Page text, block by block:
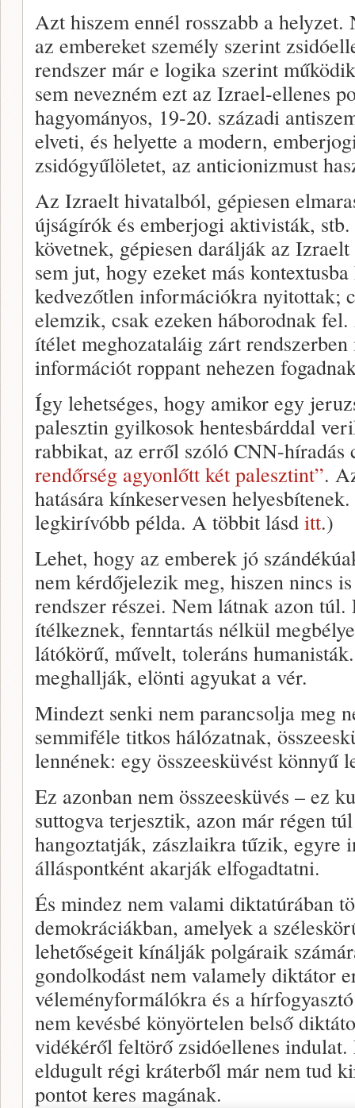
Azt hiszem ennél rosszabb a helyzet.
az embereket személy szerint
rendszer már e logika szerint
sem nevezném ezt az Izrael-ellenes
hagyományos, 19-20. századi
elveti, és helyette a modern,
zsidógyűlöletet, az anticionizmust
Az Izraelt hivatalból, gépiesen
újságírók és emberjogi aktivisták,
követnek, gépiesen darálják az
sem jut, hogy ezeket más
kedvezőtlen információkra nyitottak;
elemzik, csak ezeken háborodnak
ítélet meghozataláig zárt
információt roppant nehezen
Így lehetséges, hogy amikor egy
palesztin gyilkosok hentesbárddal
rabbikat, az erről szóló CNN-
rendőrség agyonlőtt két palesztint”.
hatására kínkeservesen
legkirívóbb példa. A többit lásd itt.)
Lehet, hogy az emberek jó
nem kérdőjelezik meg, hiszen nincs
rendszer részei. Nem látnak azon
ítélkeznek, fenntartás nélkül
látókörű, művelt, toleráns
meghallják, elönti agyukat a vér.
Mindezt senki nem parancsolja meg
semmiféle titkos hálózatnak,
lennének: egy összeesküvést könnyű
Ez azonban nem összeesküvés – ez
suttogva terjesztik, azon már régen
hangoztatják, zászlaikra tűzik, egyre
álláspontként akarják elfogadtatni.
És mindez nem valami diktatúrában
demokráciákban, amelyek a
lehetőségeit kínálják polgáraik
gondolkodást nem valamely diktátor
véleményformálókra és a
nem kevésbé könyörtelen belső
vidékéről feltörő zsidóellenes
eldugult régi kráterből már nem tud
pontot keres magának.